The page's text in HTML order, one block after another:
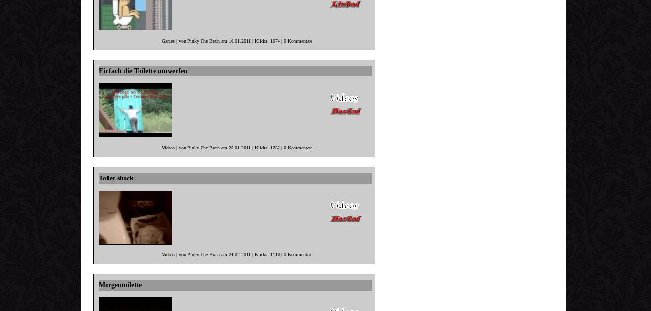
Games | von Pinky The Brain am 10.01.2011 | Klicks: 1074 | 0 Kommentare
Einfach die Toilette umwerfen
Videos | von Pinky The Brain am 25.01.2011 | Klicks: 1252 | 0 Kommentare
Toilet shock
Videos | von Pinky The Brain am 24.02.2011 | Klicks: 1110 | 0 Kommentare
Morgentoilette